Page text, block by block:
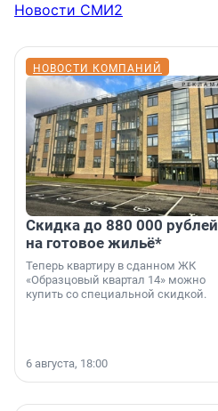
Новости СМИ2
НОВОСТИ КОМПАНИЙ
Скидка до 880 000 рублей
на готовое жильё*
Теперь квартиру в сданном ЖК
«Образцовый квартал 14» можно
купить со специальной скидкой.
6 августа, 18:00